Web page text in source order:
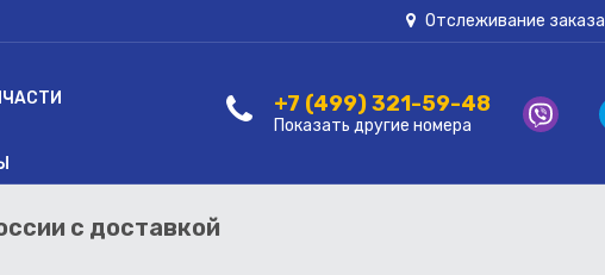
Отслеживание заказа
+7 (499) 321-59-48
Показать другие номера
с доставкой